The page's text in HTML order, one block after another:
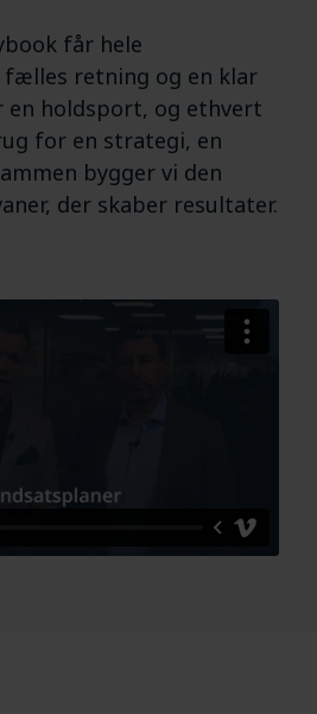
får hele
fælles retning og en klar
en holdsport, og ethvert
for en strategi, en
bygger vi den
der skaber resultater.